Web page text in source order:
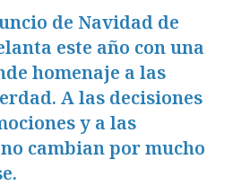
de Navidad de
este año con una
homenaje a las
A las decisiones
y a las
cambian por mucho